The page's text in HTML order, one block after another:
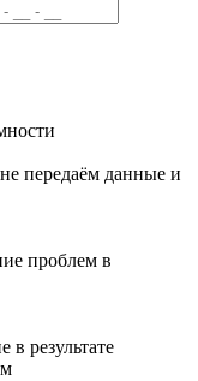
передаём данные и
проблем в
в результате